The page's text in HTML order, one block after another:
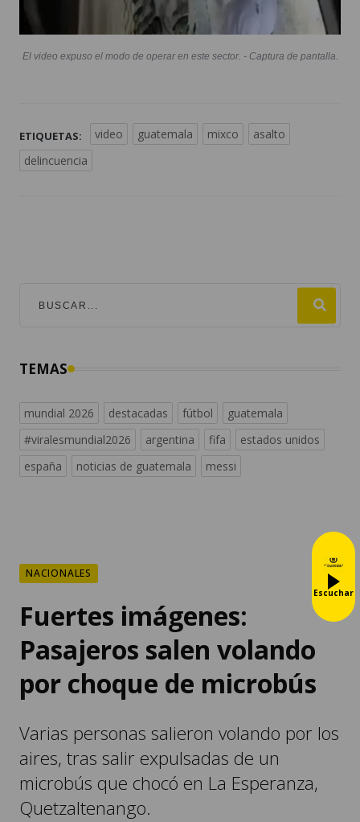
El video expuso el modo de operar en este sector. - Captura de pantalla.
ETIQUETAS: video guatemala mixco
asalto
delincuencia
TEMAS
mundial 2026 destacadas fútbol
guatemala
#viralesmundial2026
argentina fifa
estados unidos
españa
noticias de guatemala messi
NACIONALES
Fuertes imágenes:
Pasajeros salen volando
por choque de microbús
Varias personas salieron volando por los
aires, tras salir expulsadas de un
microbús que chocó en La Esperanza,
Quetzaltenango.
Escuchar